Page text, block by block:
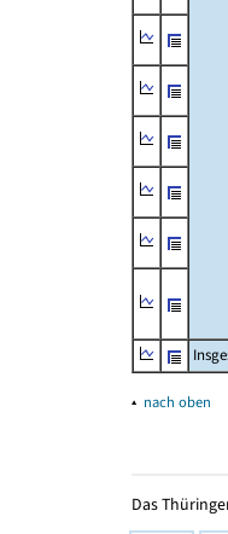
▴ nach oben
Das